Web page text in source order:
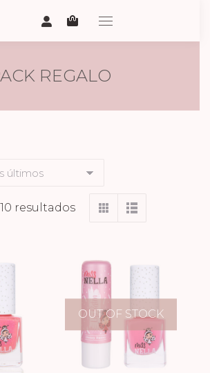
REGALO
resultadosOrdenado
últimos
OUT OF STOCK